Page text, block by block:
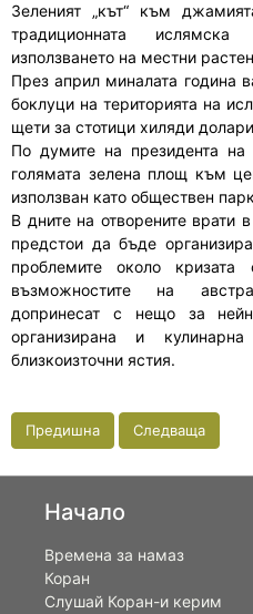
Зеленият „кът“ към
традиционната
използването на местни
През април миналата година
боклуци на територията на
щети за стотици хиляди
По думите на президента
голямата зелена площ към
използван като обществен
В дните на отворените врати
предстои да бъде
проблемите около
възможностите на
допринесат с нещо за
организирана и
близкоизточни ястия.
Предишна Следваща
Начало
Времена за намаз
Коран
Слушай Коран-и керим